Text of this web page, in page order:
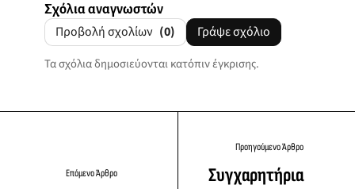
Σχόλια αναγνωστών
Προβολή σχολίων (0) Γράψε σχόλιο
Τα σχόλια δημοσιεύονται κατόπιν έγκρισης.
Επόμενο Άρθρο
Προηγούμενο Άρθρο
Συγχαρητήρια